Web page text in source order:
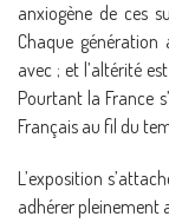
anxiogène de ces
Chaque
avec ; et l’altérité
Pourtant la France
Français au fil du
L’exposition
adhérer pleinement